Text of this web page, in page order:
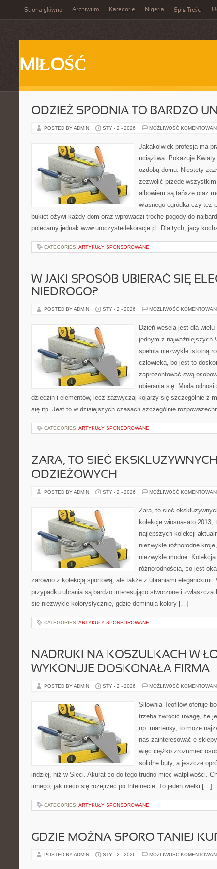
Strona główna Archiwum Kategorie Nigeria Spis Treści
MIŁOŚĆ
ODZIEŻ SPODNIA TO BARDZO
POSTED BY ADMIN STY - 2 - 2026 MOŻLIWOŚĆ
Jakakolwiek profesja ma
uciążliwa. Pokazuje
ozdobą domu. Niestety
zezwolić przede
albowiem są tańsze oraz
własnego ogródka czy też
bukiet ożywi każdy dom oraz wprowadzi trochę pogody do
polecamy jednak www.uroczystedekoracje.pl. Dla tych, jacy
CATEGORIES: ARTYKUŁY SPONSOROWANE
W JAKI SPOSÓB UBIERAĆ SIĘ
NIEDROGO?
POSTED BY ADMIN STY - 2 - 2026 MOŻLIWOŚĆ
Dzień wesela jest dla
jednym z najważniejszych
spełnia niezwykle istotną
człowieka, bo jest to
zaprezentować swą
ubierania się. Moda
dziedzin i elementów, lecz zazwyczaj kojarzy się szczególnie z
się itp. Jest to w dzisiejszych czasach szczególnie
CATEGORIES: ARTYKUŁY SPONSOROWANE
ZARA, TO SIEĆ
ODZIEŻOWYCH
POSTED BY ADMIN STY - 2 - 2026 MOŻLIWOŚĆ
Zara, to sieć
kolekcje wiosna-lato 2013,
najlepszych kolekcji
niezwykle różnorodne
niezwykle modne.
różnorodnością, co jest
zarówno z kolekcją sportową, ale także z ubraniami eleganckimi.
przypadku ubrania są bardzo interesująco stworzone i
się niezwykle kolorystycznie, gdzie dominują kolory […]
CATEGORIES: ARTYKUŁY SPONSOROWANE
NADRUKI NA KOSZULKACH W
WYKONUJE DOSKONAŁA FIRMA
POSTED BY ADMIN STY - 2 - 2026 MOŻLIWOŚĆ
Siłownia Teofilów oferuje
trzeba zwrócić uwagę, że
np. martensy, to może
nas zainteresować e-
więc ciężko zrozumieć
solidne buty, a jeszcze
indziej, niż w Sieci. Akurat co do tego trudno mieć wątpliwości.
innego, jak nieco się rozejrzeć po Internecie. To jeden wielki […]
CATEGORIES: ARTYKUŁY SPONSOROWANE
GDZIE MOŻNA SPORO TANIEJ
POSTED BY ADMIN STY - 2 - 2026 MOŻLIWOŚĆ